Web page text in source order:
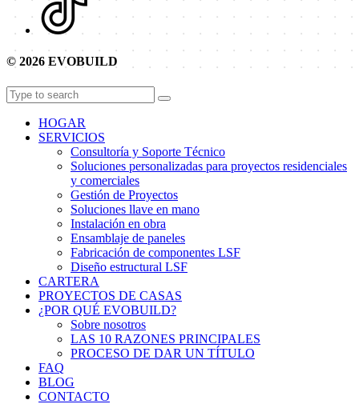
© 2026 EVOBUILD
HOGAR
SERVICIOS
Consultoría y Soporte Técnico
Soluciones personalizadas para proyectos residenciales
y comerciales
Gestión de Proyectos
Soluciones llave en mano
Instalación en obra
Ensamblaje de paneles
Fabricación de componentes LSF
Diseño estructural LSF
CARTERA
PROYECTOS DE CASAS
¿POR QUÉ EVOBUILD?
Sobre nosotros
LAS 10 RAZONES PRINCIPALES
PROCESO DE DAR UN TÍTULO
FAQ
BLOG
CONTACTO